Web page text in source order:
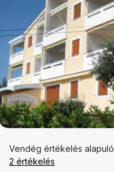
Vendég értékelés alapuló
2 értékelés